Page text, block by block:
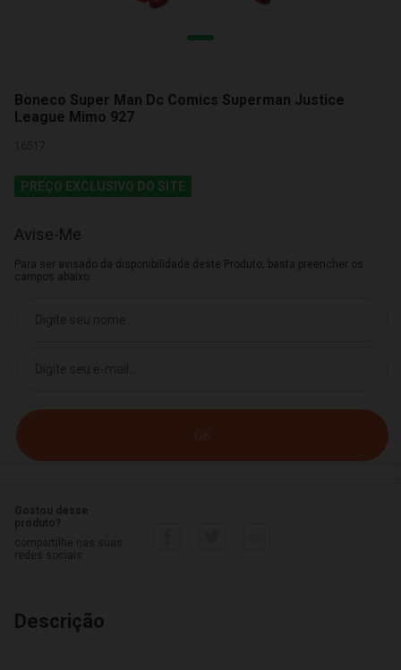
Boneco Super Man Dc Comics Superman Justice
League Mimo 927
16517
PREÇO EXCLUSIVO DO SITE
Avise-Me
Para ser avisado da disponibilidade deste Produto, basta preencher os
campos abaixo.
Descrição